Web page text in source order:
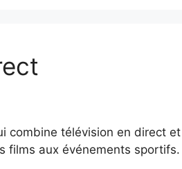
combine télévision en direct
films aux événements sportifs.